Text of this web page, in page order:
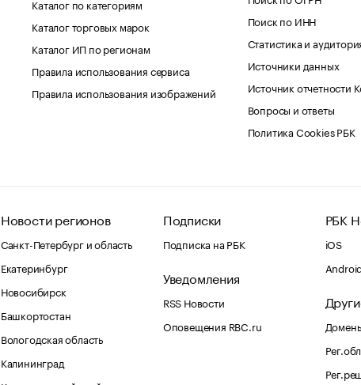
Каталог по категориям
Каталог торговых марок
Каталог ИП по регионам
Правила использования сервиса
Правила использования изображений
Поиск по ИНН
Статистика и
Источники данных
Источник отчетности
Вопросы и ответы
Политика Cookies РБК
Новости регионов
Санкт-Петербург и область
Екатеринбург
Новосибирск
Башкортостан
Вологодская область
Калининград
Подписки
Подписка на РБК
Уведомления
RSS Новости
Оповещения RBC.ru
РБК
iOS